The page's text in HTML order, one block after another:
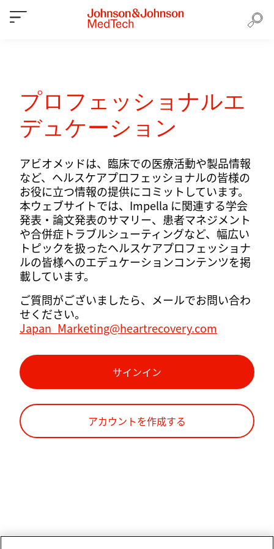
プロフェッショナルエ
デュケーション
アビオメッドは、臨床での医療活動や製品情報
など、ヘルスケアプロフェッショナルの皆様の
お役に立つ情報の提供にコミットしています。
本ウェブサイトでは、Impella に関連する学会
発表・論文発表のサマリー、患者マネジメント
や合併症トラブルシューティングなど、幅広い
トピックを扱ったヘルスケアプロフェッショナ
ルの皆様へのエデュケーションコンテンツを掲
載しています。
ご質問がございましたら、メールでお問い合わ
せください。
Japan_Marketing@heartrecovery.com